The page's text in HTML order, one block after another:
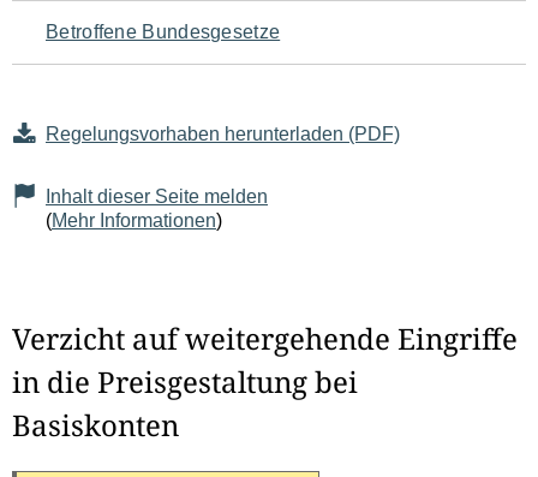
Seiteninhalt
Betroffene Bundesgesetze
Regelungsvorhaben herunterladen (PDF)
Inhalt dieser Seite melden
(Mehr Informationen)
Verzicht auf weitergehende Eingriffe
in die Preisgestaltung bei
Basiskonten